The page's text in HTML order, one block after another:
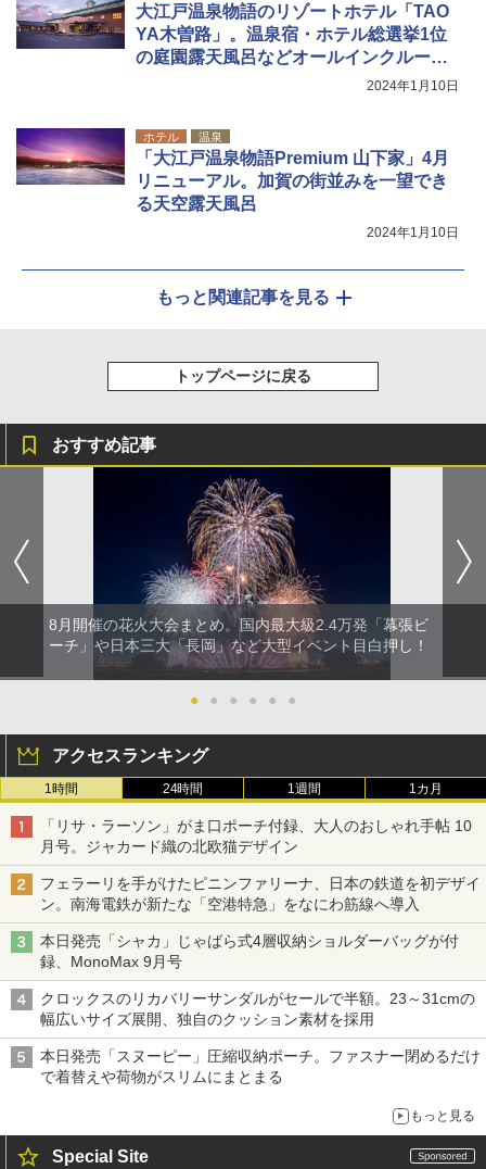
大江戸温泉物語のリゾートホテル「TAO
YA木曽路」。温泉宿・ホテル総選挙1位
の庭園露天風呂などオールインクルーシ
2024年1月10日
ホテル 温泉
「大江戸温泉物語Premium 山下家」4月
リニューアル。加賀の街並みを一望でき
る天空露天風呂
2024年1月10日
もっと関連記事を見る
トップページに戻る
おすすめ記事
8月開催の花火大会まとめ。国内最大級2.4万発「幕張ビ
ーチ」や日本三大「長岡」など大型イベント目白押し！
● ● ● ● ● ●
アクセスランキング
1時間 24時間 1週間 1カ月
「リサ・ラーソン」がま口ポーチ付録、大人のおしゃれ手帖 10
月号。ジャカード織の北欧猫デザイン
フェラーリを手がけたピニンファリーナ、日本の鉄道を初デザイ
ン。南海電鉄が新たな「空港特急」をなにわ筋線へ導入
本日発売「シャカ」じゃばら式4層収納ショルダーバッグが付
録、MonoMax 9月号
クロックスのリカバリーサンダルがセールで半額。23～31cmの
幅広いサイズ展開、独自のクッション素材を採用
本日発売「スヌーピー」圧縮収納ポーチ。ファスナー閉めるだけ
で着替えや荷物がスリムにまとまる
もっと見る
Special Site